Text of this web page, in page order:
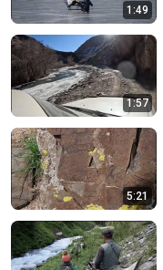
1:49
1:57
5:21